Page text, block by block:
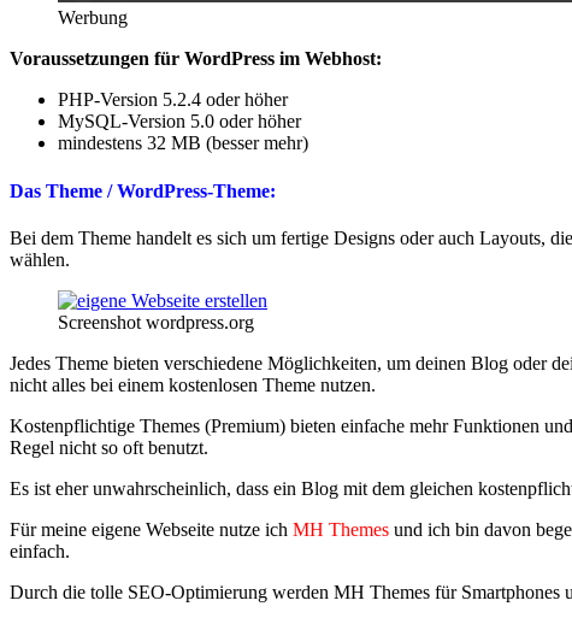
Werbung
Voraussetzungen für WordPress im Webhost:
PHP-Version 5.2.4 oder höher
MySQL-Version 5.0 oder höher
mindestens 32 MB (besser mehr)
Das Theme / WordPress-Theme:
Bei dem Theme handelt es sich um fertige Designs oder auch Layouts,
wählen.
Screenshot wordpress.org
Jedes Theme bieten verschiedene Möglichkeiten, um deinen Blog oder
nicht alles bei einem kostenlosen Theme nutzen.
Kostenpflichtige Themes (Premium) bieten einfache mehr Funktionen
Regel nicht so oft benutzt.
Es ist eher unwahrscheinlich, dass ein Blog mit dem gleichen
Für meine eigene Webseite nutze ich MH Themes und ich bin davon
einfach.
Durch die tolle SEO-Optimierung werden MH Themes für Smartphones